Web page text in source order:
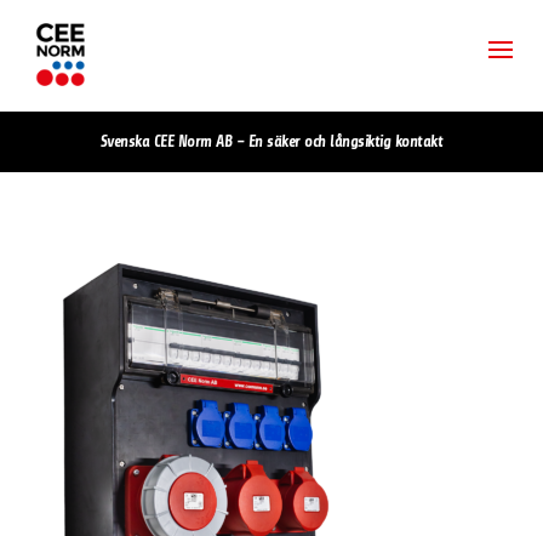
Svenska CEE Norm AB – En säker och långsiktig kontakt